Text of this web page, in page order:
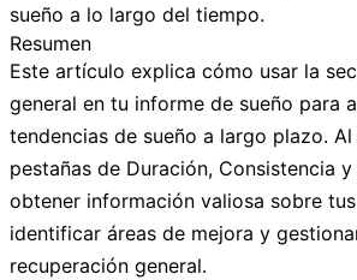
sueño a lo largo del tiempo.
Resumen
Este artículo explica cómo usar la
general en tu informe de sueño para
tendencias de sueño a largo plazo.
pestañas de Duración, Consistencia y
obtener información valiosa sobre
identificar áreas de mejora y
recuperación general.